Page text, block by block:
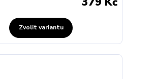
Zvolit variantu